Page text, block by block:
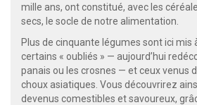
mille ans, ont constitué, avec les
secs, le socle de notre alimentation.
Plus de cinquante légumes sont ici mis
certains « oubliés » — aujourd’hui
panais ou les crosnes — et ceux venus
choux asiatiques. Vous découvrirez
devenus comestibles et savoureux,